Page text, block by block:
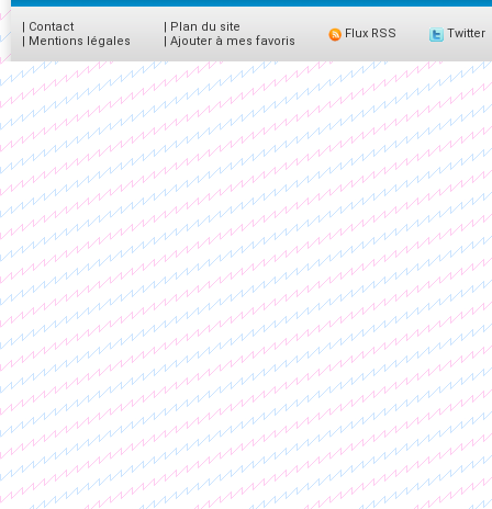
| Contact
| Mentions légales
| Plan du site
| Ajouter à mes favoris
Flux RSS Twitter